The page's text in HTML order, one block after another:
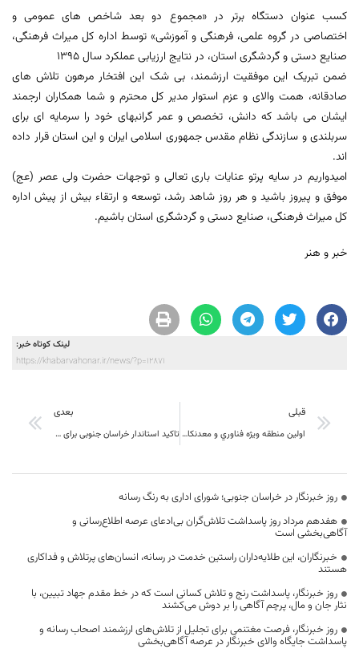
کسب عنوان دستگاه برتر در «مجموع دو بعد شاخص های عمومی و
اختصاصی در گروه علمی، فرهنگی و آموزشی» توسط اداره کل میراث فرهنگی،
صنایع دستی و گردشگری استان، در نتایج ارزیابی عملکرد سال 1395
ضمن تبریک این موفقیت ارزشمند، بی شک این افتخار مرهون تلاش های
صادقانه، همت والای و عزم استوار مدیر کل محترم و شما همکاران ارجمند
ایشان می باشد که دانش، تخصص و عمر گرانبهای خود را سرمایه ای برای
سربلندی و سازندگی نظام مقدس جمهوری اسلامی ایران و این استان قرار داده
اند.
امیدواریم در سایه پرتو عنایات باری تعالی و توجهات حضرت ولی عصر (عج)
موفق و پیروز باشید و هر روز شاهد رشد، توسعه و ارتقاء بیش از پیش اداره
کل میراث فرهنگی، صنایع دستی و گردشگری استان باشیم.
خبر و هنر
لینک کوتاه خبر:
https://khabarvahonar.ir/news/?p=12871
قبلی
اولين منطقه ويژه فناوري و معدنكاري كشور در خراسان جنوبی شهرستان طبس
بعدی
تاکید استاندار خراسان جنوبی برای استفاده از تولیدات استان
روز خبرنگار در خراسان جنوبی؛ شورای اداری به رنگ رسانه
هفدهم مرداد روز پاسداشت تلاش‌گران بی‌ادعای عرصه اطلاع‌رسانی و
آگاهی‌بخشی است
خبرنگاران، این طلایه‌داران راستین خدمت در رسانه، انسان‌های پرتلاش و فداکاری
هستند
روز خبرنگار، پاسداشت رنج و تلاش کسانی است که در خط مقدم جهاد تبیین، با
نثار جان و مال، پرچم آگاهی را بر دوش می‌کشند
روز خبرنگار، فرصت مغتنمی برای تجلیل از تلاش‌های ارزشمند اصحاب رسانه و
پاسداشت جایگاه والای خبرنگار در عرصه آگاهی‌بخشی